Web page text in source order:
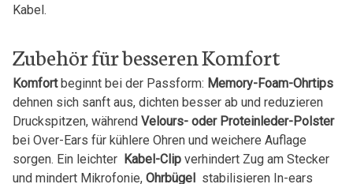
Kabel.
Zubehör für besseren ⁤Komfort
Komfortbeginnt bei der Passform: Memory-Foam-Ohrtips
dehnen sich sanft ⁤aus,⁣ dichten besser ⁢ab und reduzieren
⁢Druckspitzen, während Velours- oder Proteinleder-Polster
bei Over-Ears für kühlere ‍Ohren und weichere Auflage
sorgen. Ein leichter ‌ Kabel-Clipverhindert⁤ Zug am Stecker
und mindert Mikrofonie, Ohrbügel‍ stabilisieren In-ears